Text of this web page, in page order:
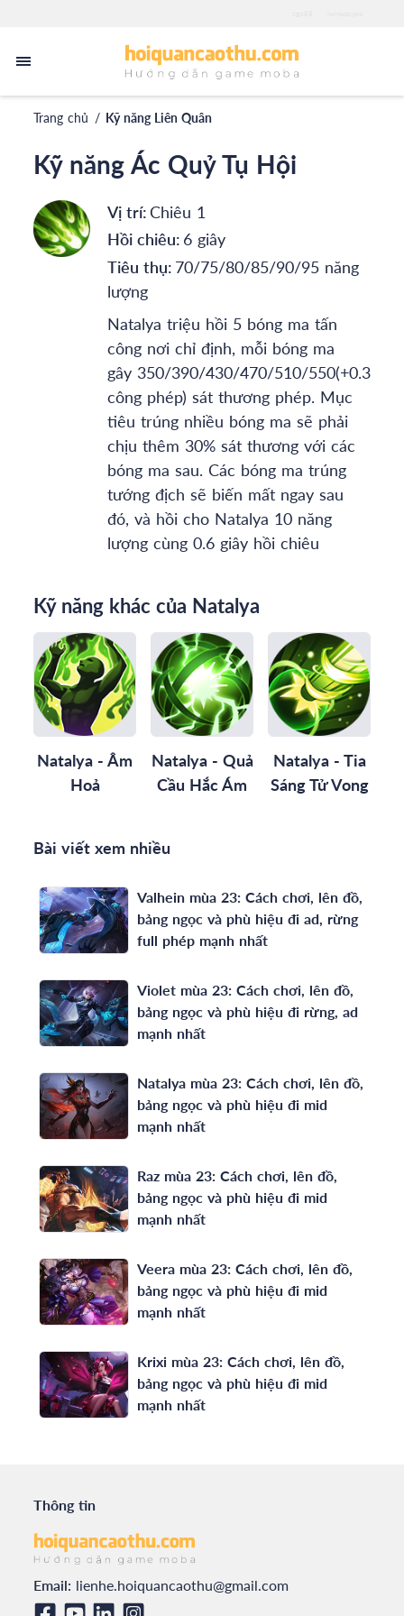
Trang chủ / Kỹ năng Liên Quân
Kỹ năng Ác Quỷ Tụ Hội
Vị trí:Chiêu 1
Hồi chiêu: 6 giây
Tiêu thụ: 70/75/80/85/90/95 năng
lượng
Natalya triệu hồi 5 bóng ma tấn
công nơi chỉ định, mỗi bóng ma
gây 350/390/430/470/510/550(+0.3
công phép) sát thương phép. Mục
tiêu trúng nhiều bóng ma sẽ phải
chịu thêm 30% sát thương với các
bóng ma sau. Các bóng ma trúng
tướng địch sẽ biến mất ngay sau
đó, và hồi cho Natalya 10 năng
lượng cùng 0.6 giây hồi chiêu
Kỹ năng khác của Natalya
Natalya - Âm
Hoả
Natalya - Quả
Cầu Hắc Ám
Natalya - Tia
Sáng Tử Vong
Bài viết xem nhiều
Valhein mùa 23: Cách chơi, lên đồ,
bảng ngọc và phù hiệu đi ad, rừng
full phép mạnh nhất
Violet mùa 23: Cách chơi, lên đồ,
bảng ngọc và phù hiệu đi rừng, ad
mạnh nhất
Natalya mùa 23: Cách chơi, lên đồ,
bảng ngọc và phù hiệu đi mid
mạnh nhất
Raz mùa 23: Cách chơi, lên đồ,
bảng ngọc và phù hiệu đi mid
mạnh nhất
Veera mùa 23: Cách chơi, lên đồ,
bảng ngọc và phù hiệu đi mid
mạnh nhất
Krixi mùa 23: Cách chơi, lên đồ,
bảng ngọc và phù hiệu đi mid
mạnh nhất
Thông tin
Email: lienhe.hoiquancaothu@gmail.com